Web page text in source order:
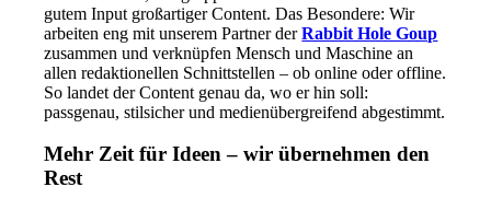
gutem Input großartiger Content. Das Besondere: Wir
arbeiten eng mit unserem Partner derRabbit Hole Goup
zusammen und verknüpfen Mensch und Maschine an
allen redaktionellen Schnittstellen – ob online oder offline.
So landet der Content genau da, wo er hin soll:
passgenau, stilsicher und medienübergreifend abgestimmt.
Mehr Zeit für Ideen – wir übernehmen den
Rest